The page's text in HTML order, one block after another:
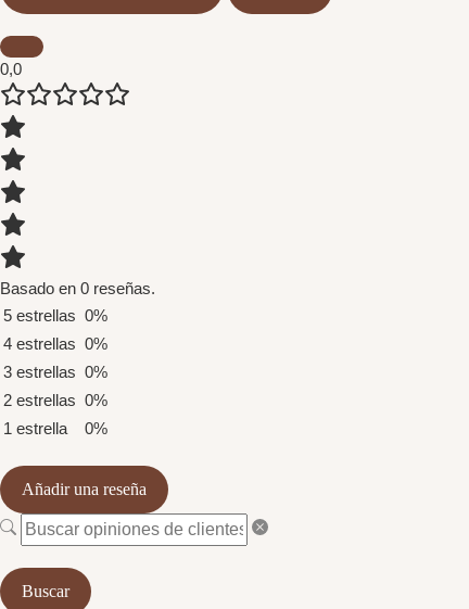
0,0
Basado en 0 reseñas.
5 estrellas 0%
4 estrellas 0%
3 estrellas 0%
2 estrellas 0%
1 estrella
0%
Añadir una reseña
Buscar